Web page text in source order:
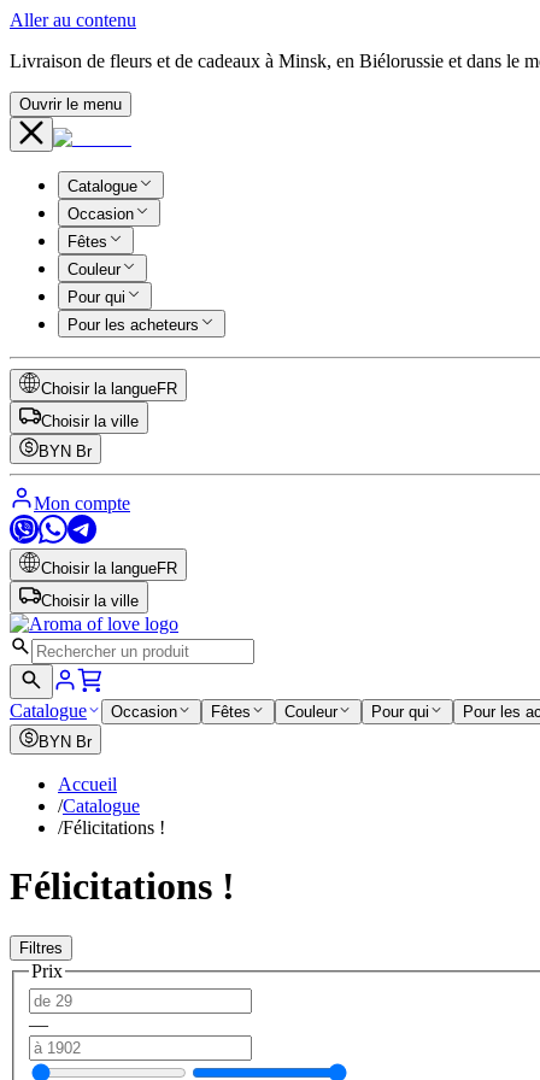
Aller au contenu
Livraison de fleurs et de cadeaux à Minsk, en Biélorussie et dans le
Ouvrir le menu
Catalogue
Occasion
Fêtes
Couleur
Pour qui
Pour les acheteurs
Choisir la langueFR
Choisir la ville
BYN Br
Mon compte
Choisir la langueFR
Choisir la ville
Catalogue Occasion Fêtes Couleur Pour qui
Pour les
BYN Br
Accueil
/Catalogue
/Félicitations !
Félicitations !
Filtres
Prix
—